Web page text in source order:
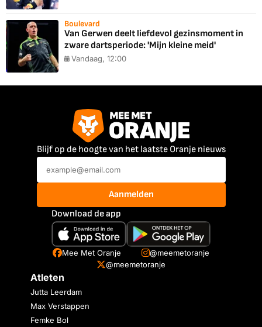
Boulevard
Van Gerwen deelt liefdevol gezinsmoment in
zware dartsperiode: 'Mijn kleine meid'
Vandaag, 12:00
Blijf op de hoogte van het laatste Oranje nieuws
Aanmelden
Download de app
Mee Met Oranje
@meemetoranje
@meemetoranje
Atleten
Jutta Leerdam
Max Verstappen
Femke Bol